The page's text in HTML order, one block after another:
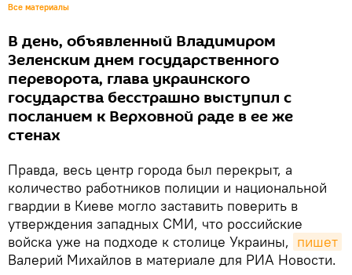
Все материалы
В день, объявленный Владимиром
Зеленским днем государственного
переворота, глава украинского
государства бесстрашно выступил с
посланием к Верховной раде в ее же
стенах
Правда, весь центр города был перекрыт, а
количество работников полиции и национальной
гвардии в Киеве могло заставить поверить в
утверждения западных СМИ, что российские
войска уже на подходе к столице Украины, пишет
Валерий Михайлов в материале для РИА Новости.